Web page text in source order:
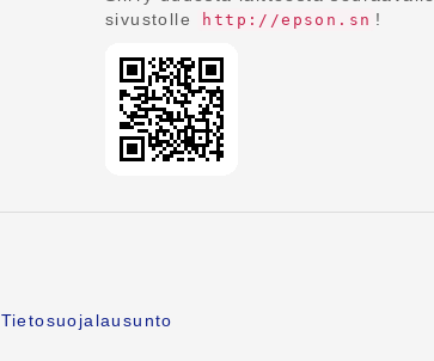
sivustolle
http://epson.sn !
Tietosuojalausunto